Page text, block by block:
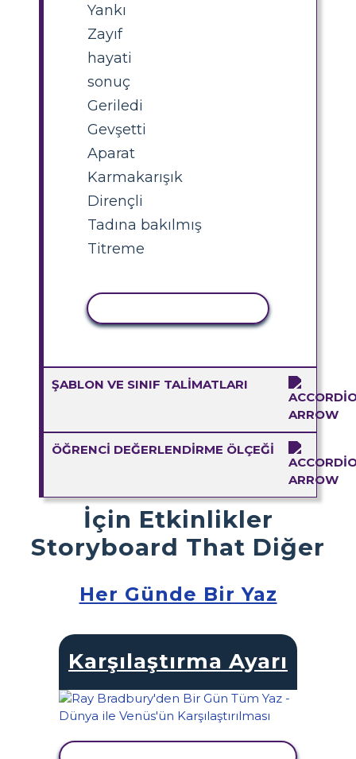
Yankı
Zayıf
hayati
sonuç
Geriledi
Gevşetti
Aparat
Karmakarışık
Dirençli
Tadına bakılmış
Titreme
ŞABLON VE SINIF TALIMATLARI
ÖĞRENCI DEĞERLENDIRME ÖLÇEĞI
İçin Etkinlikler
Storyboard That Diğer
Her Günde Bir Yaz
Karşılaştırma Ayarı